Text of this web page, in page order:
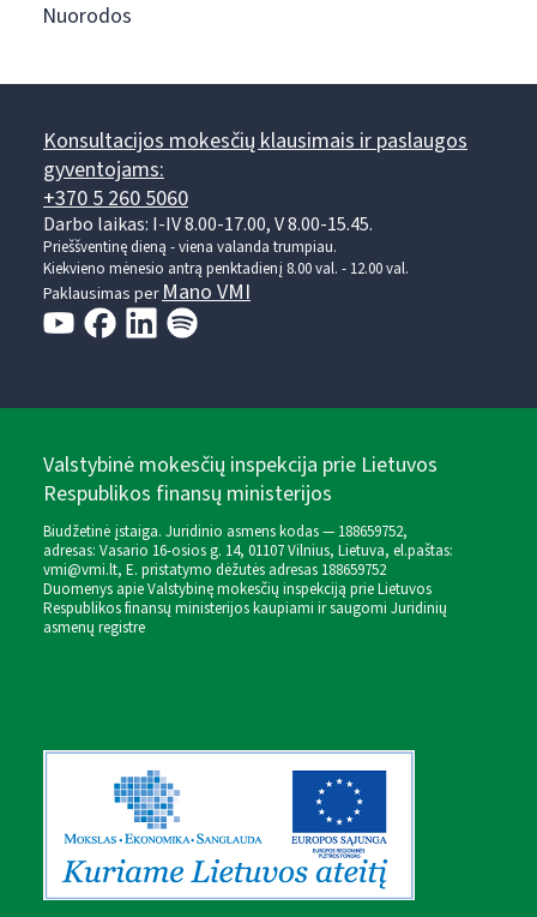
Nuorodos
Konsultacijos mokesčių klausimais ir paslaugos
gyventojams:
+370 5 260 5060
Darbo laikas: I-IV 8.00-17.00, V 8.00-15.45.
Prieššventinę dieną - viena valanda trumpiau.
Kiekvieno mėnesio antrą penktadienį 8.00 val. - 12.00 val.
Paklausimas perMano VMI
Valstybinė mokesčių inspekcija prie Lietuvos
Respublikos finansų ministerijos
Biudžetinė įstaiga. Juridinio asmens kodas — 188659752,
adresas: Vasario 16-osios g. 14, 01107 Vilnius, Lietuva, el.paštas:
vmi@vmi.lt, E. pristatymo dėžutės adresas 188659752
Duomenys apie Valstybinę mokesčių inspekciją prie Lietuvos
Respublikos finansų ministerijos kaupiami ir saugomi Juridinių
asmenų registre